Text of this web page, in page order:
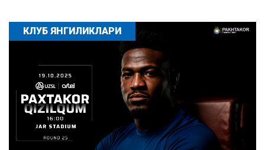
КЛУБ ЯНГИЛИКЛАРИ